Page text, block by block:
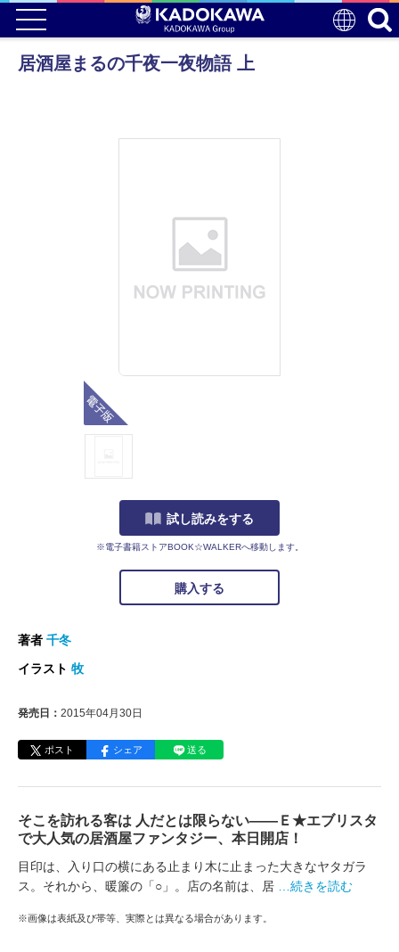
居酒屋まるの千夜一夜物語 上
試し読みをする
※電子書籍ストアBOOK☆WALKERへ移動します。
購入する
著者 千冬
イラスト 牧
発売日： 2015年04月30日
ポスト シェア 送る
そこを訪れる客は 人だとは限らない――Ｅ★エブリスタ
で大人気の居酒屋ファンタジー、本日開店！
目印は、入り口の横にある止まり木に止まった大きなヤタガラ
ス。それから、暖簾の「○」。店の名前は、居
…続きを読む
※画像は表紙及び帯等、実際とは異なる場合があります。